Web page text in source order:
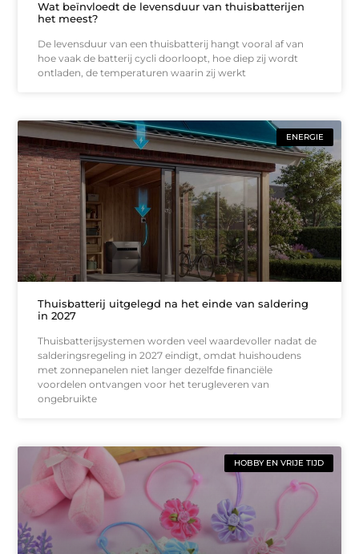
Wat beïnvloedt de levensduur van thuisbatterijen
het meest?
De levensduur van een thuisbatterij hangt vooral af van
hoe vaak de batterij cycli doorloopt, hoe diep zij wordt
ontladen, de temperaturen waarin zij werkt
ENERGIE
Thuisbatterij uitgelegd na het einde van saldering
in 2027
Thuisbatterijsystemen worden veel waardevoller nadat de
salderingsregeling in 2027 eindigt, omdat huishoudens
met zonnepanelen niet langer dezelfde financiële
voordelen ontvangen voor het terugleveren van
ongebruikte
HOBBY EN VRIJE TIJD